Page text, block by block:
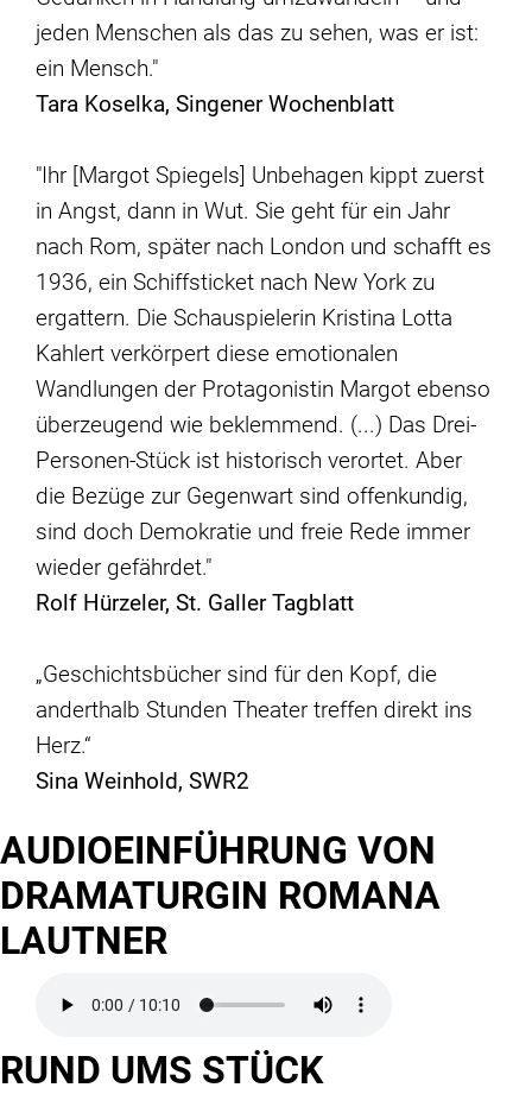
jeden Menschen als das zu sehen, was er ist:
ein Mensch."
Tara Koselka, Singener Wochenblatt
"Ihr [Margot Spiegels] Unbehagen kippt zuerst
in Angst, dann in Wut. Sie geht für ein Jahr
nach Rom, später nach London und schafft es
1936, ein Schiffsticket nach New York zu
ergattern. Die Schauspielerin Kristina Lotta
Kahlert verkörpert diese emotionalen
Wandlungen der Protagonistin Margot ebenso
überzeugend wie beklemmend. (...) Das Drei-
Personen-Stück ist historisch verortet. Aber
die Bezüge zur Gegenwart sind offenkundig,
sind doch Demokratie und freie Rede immer
wieder gefährdet."
Rolf Hürzeler, St. Galler Tagblatt
„Geschichtsbücher sind für den Kopf, die
anderthalb Stunden Theater treffen direkt ins
Herz.“
Sina Weinhold, SWR2
AUDIOEINFÜHRUNG VON
DRAMATURGIN ROMANA
LAUTNER
RUND UMS STÜCK